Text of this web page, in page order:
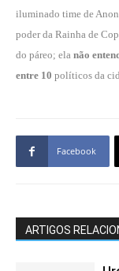
iluminado time de
poder da Rainha de
do páreo; ela não
entre 10 políticos da
Facebook
ARTIGOS